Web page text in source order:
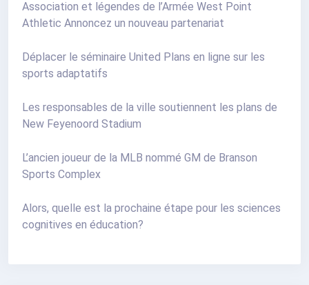
Association et légendes de l’Armée West Point
Athletic Annoncez un nouveau partenariat
Déplacer le séminaire United Plans en ligne sur les
sports adaptatifs
Les responsables de la ville soutiennent les plans de
New Feyenoord Stadium
L’ancien joueur de la MLB nommé GM de Branson
Sports Complex
Alors, quelle est la prochaine étape pour les sciences
cognitives en éducation?